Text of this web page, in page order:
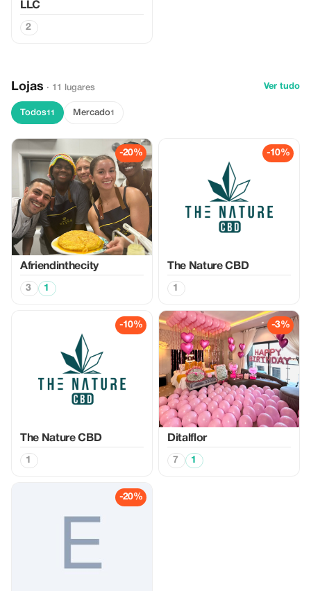
LLC
2
Lojas · 11 lugares Ver tudo
Todos11 Mercado1
-20%
Afriendinthecity
3 1
-10%
The Nature CBD
1
-10%
The Nature CBD
1
-3%
Ditalflor
7 1
-20%